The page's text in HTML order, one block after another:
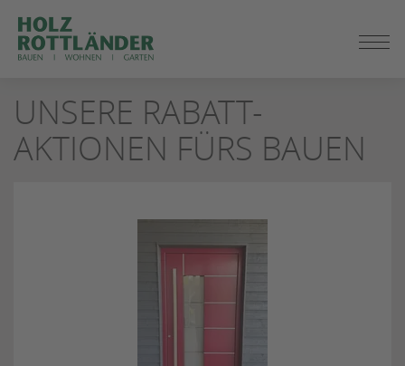
ZUM
SEITENINHALT
SPRINGEN
UNSERE RABATT-
AKTIONEN FÜRS BAUEN